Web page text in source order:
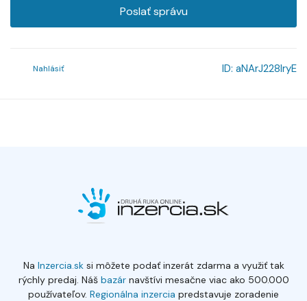
Poslať správu
Nahlásiť ID: aNArJ228lryE
Na Inzercia.sksi môžete podať inzerát zdarma a využiť tak
rýchly predaj. Náš bazárnavštívi mesačne viac ako 500.000
používateľov. Regionálna inzercia predstavuje zoradenie